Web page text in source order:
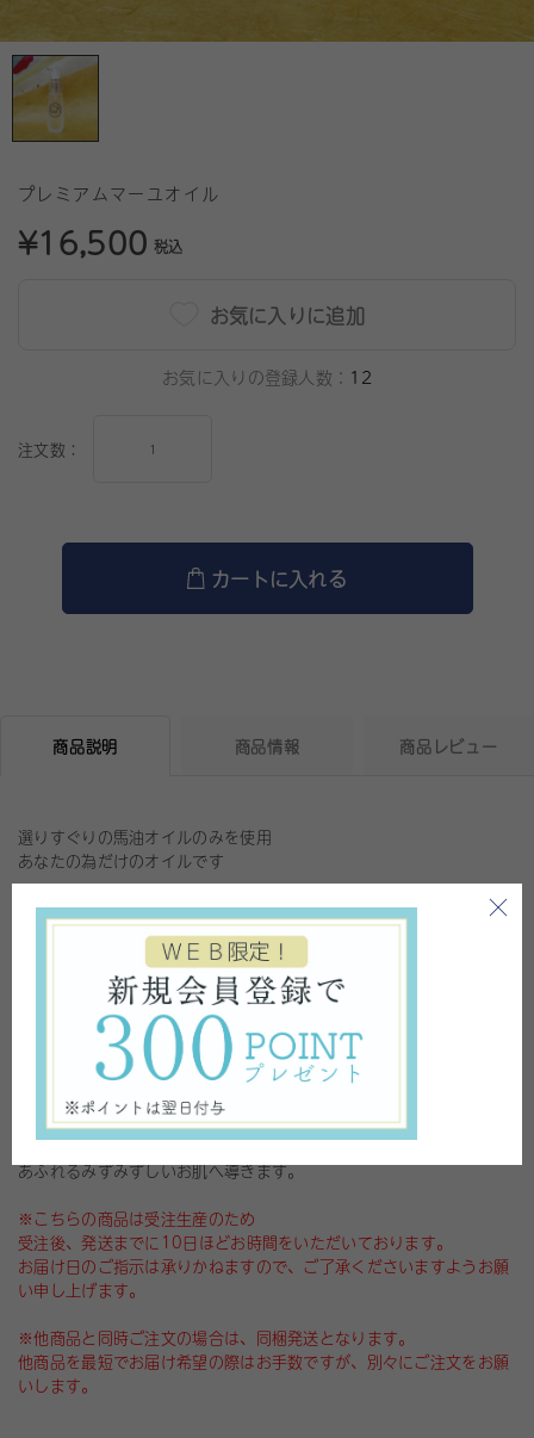
プレミアムマーユオイル
¥16,500 税込
お気に入りに追加
お気に入りの登録人数： 12
注文数：
カートに入れる
商品説明 商品情報 商品レビュー
選りすぐりの馬油オイルのみを使用
あなたの為だけのオイルです
●完全受注生産
プレミアムマーユオイルは、お客様の受注を受けてから製造します。
そのためお届けまでに10日ほどいただき、一つ一つ手作りした、作り
たての商品を直接お送りします。
●極上シンプルスキンケア
1回の使用量は、ほんの１滴。ブースターオイルとして、潤いを閉じ
込めるフタとして、気になる部分へいつものスキンケア + 1に･･･ さ
まざまなシーンにお使いいただけます。
●馬油100%使用
食用油脂を原料に、希少な上油（馬油の上澄み部分）をさらに選りす
ぐった美容オイルは、肌に違和感なく浸透(角質層まで)し、透明感の
あふれるみずみずしいお肌へ導きます。
※こちらの商品は受注生産のため
受注後、発送までに10日ほどお時間をいただいております。
お届け日のご指示は承りかねますので、ご了承くださいますようお願
い申し上げます。
※他商品と同時ご注文の場合は、同梱発送となります。
他商品を最短でお届け希望の際はお手数ですが、別々にご注文をお願
いします。